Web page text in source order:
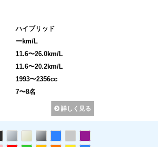
ハイブリッド
ーkm/L
11.6〜26.0km/L
11.6〜20.2km/L
1993〜2356cc
7〜8名
詳しく見る